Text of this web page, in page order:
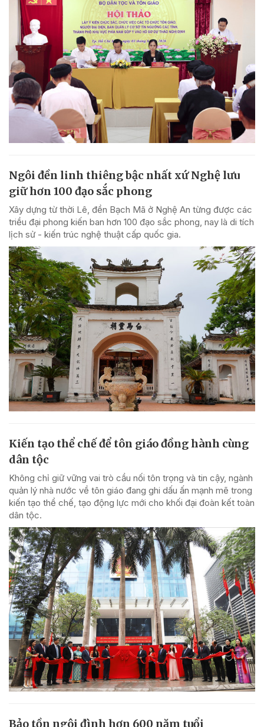
Ngôi đền linh thiêng bậc nhất xứ Nghệ lưu
giữ hơn 100 đạo sắc phong
Xây dựng từ thời Lê, đền Bạch Mã ở Nghệ An từng được các
triều đại phong kiến ban hơn 100 đạo sắc phong, nay là di tích
lịch sử - kiến trúc nghệ thuật cấp quốc gia.
Kiến tạo thể chế để tôn giáo đồng hành cùng
dân tộc
Không chỉ giữ vững vai trò cầu nối tôn trọng và tin cậy, ngành
quản lý nhà nước về tôn giáo đang ghi dấu ấn mạnh mẽ trong
kiến tạo thể chế, tạo động lực mới cho khối đại đoàn kết toàn
dân tộc.
Bảo tồn ngôi đình hơn 600 năm tuổi